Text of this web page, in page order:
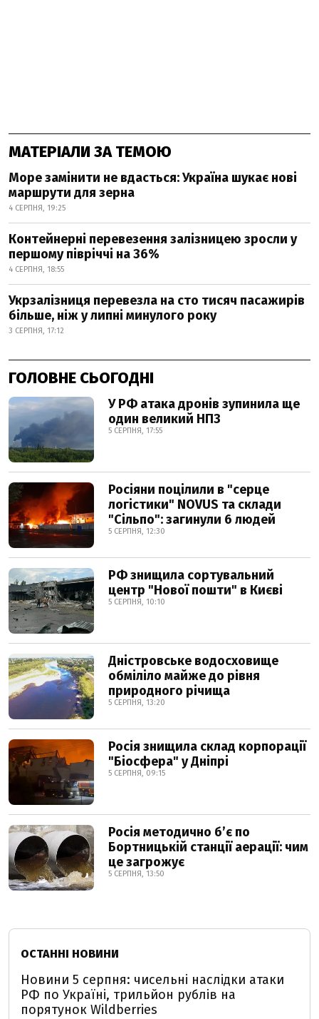
МАТЕРІАЛИ ЗА ТЕМОЮ
Море замінити не вдасться: Україна шукає нові
маршрути для зерна
4 СЕРПНЯ, 19:25
Контейнерні перевезення залізницею зросли у
першому півріччі на 36%
4 СЕРПНЯ, 18:55
Укрзалізниця перевезла на сто тисяч пасажирів
більше, ніж у липні минулого року
3 СЕРПНЯ, 17:12
ГОЛОВНЕ СЬОГОДНІ
У РФ атака дронів зупинила ще
один великий НПЗ
5 СЕРПНЯ, 17:55
Росіяни поцілили в "серце
логістики" NOVUS та склади
"Сільпо": загинули 6 людей
5 СЕРПНЯ, 12:30
РФ знищила сортувальний
центр "Нової пошти" в Києві
5 СЕРПНЯ, 10:10
Дністровське водосховище
обміліло майже до рівня
природного річища
5 СЕРПНЯ, 13:20
Росія знищила склад корпорації
"Біосфера" у Дніпрі
5 СЕРПНЯ, 09:15
Росія методично б’є по
Бортницькій станції аерації: чим
це загрожує
5 СЕРПНЯ, 13:50
ОСТАННІ НОВИНИ
Новини 5 серпня: чисельні наслідки атаки
РФ по Україні, трильйон рублів на
порятунок Wildberries